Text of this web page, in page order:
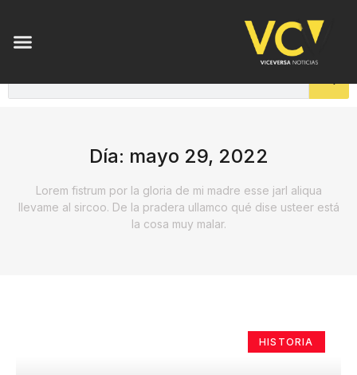
Día: mayo 29, 2022
Lorem fistrum por la gloria de mi madre esse jarl aliqua
llevame al sircoo. De la pradera ullamco qué dise usteer está
la cosa muy malar.
HISTORIA